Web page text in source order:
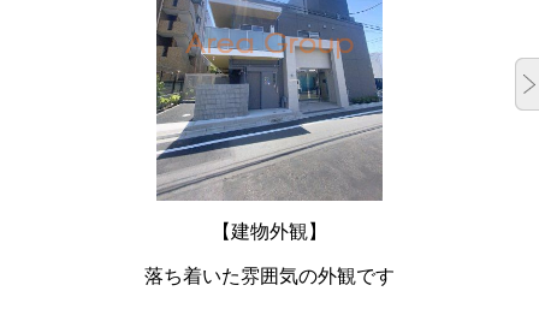
【建物外観】
落ち着いた雰囲気の外観です